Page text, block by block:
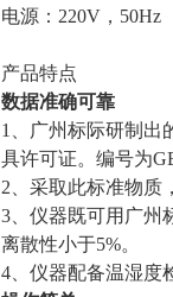
电源：220V，50Hz
产品特点
数据准确可靠
1、广州标际研制出
具许可证。编号为
2、采取此标准物质
3、仪器既可用广州
离散性小于5%。
4、仪器配备温湿度